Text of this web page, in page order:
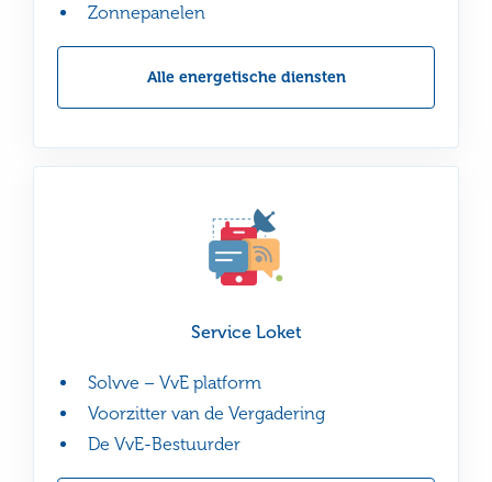
Zonnepanelen
Alle energetische diensten
Service Loket
Solvve – VvE platform
Voorzitter van de Vergadering
De VvE-Bestuurder